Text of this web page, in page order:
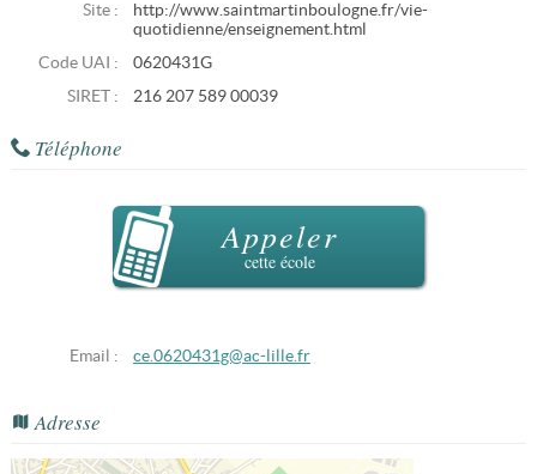
Site :
http://www.saintmartinboulogne.fr/vie-
quotidienne/enseignement.html
Code UAI :
0620431G
SIRET :
216 207 589 00039
Téléphone
Appeler
cette école
Email : ce.0620431g@ac-lille.fr
Adresse